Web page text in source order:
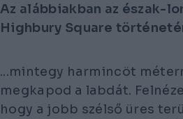
Az alábbiakban az észak-
Highbury Square
...mintegy harmincöt
megkapod a labdát.
hogy a jobb szélső üres